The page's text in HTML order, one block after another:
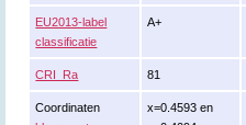
EU2013-label
classificatie
A+
CRI_Ra 81
Coordinaten
x=0.4593 en